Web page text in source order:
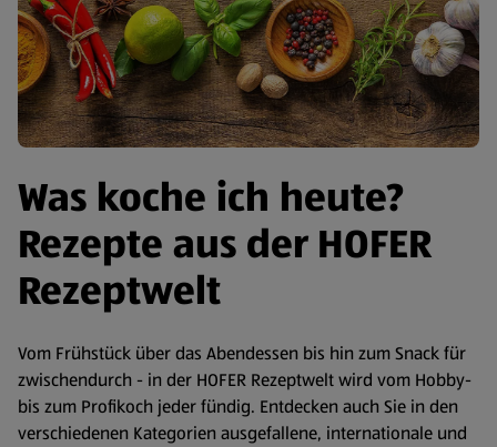
Was koche ich heute?
Rezepte aus der HOFER
Rezeptwelt
Vom Frühstück über das Abendessen bis hin zum Snack für
zwischendurch - in der HOFER Rezeptwelt wird vom Hobby-
bis zum Profikoch jeder fündig. Entdecken auch Sie in den
verschiedenen Kategorien ausgefallene, internationale und